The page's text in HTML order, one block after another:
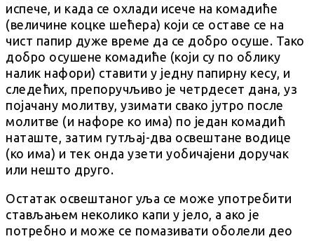
испече, и када се охлади исече на комадиће
(величине коцке шећера) који се оставе се на
чист папир дуже време да се добро осуше. Тако
добро осушене комадиће (који су по облику
налик нафори) ставити у једну папирну кесу, и
следећих, препоручљиво је четрдесет дана, уз
појачану молитву, узимати свако јутро после
молитве (и нафоре ко има) по један комадић
наташте, затим гутљај-два освештане водице
(ко има) и тек онда узети уобичајени доручак
или нешто друго.
Остатак освештаног уља се може употребити
стављањем неколико капи у јело, а ако је
потребно и може се помазивати оболели део